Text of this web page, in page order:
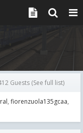
Guests (See full list)
fiorenzuola135gcaa